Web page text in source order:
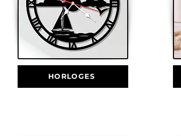
HORLOGES